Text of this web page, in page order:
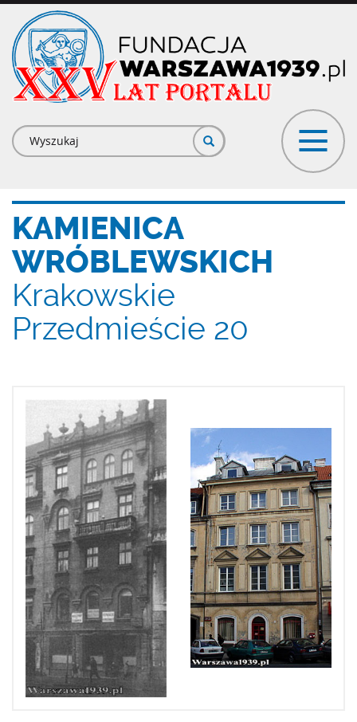
Przejdź
treści
Formularz
wyszukiwania
KAMIENICA
WRÓBLEWSKICH
Krakowskie
Przedmieście 20